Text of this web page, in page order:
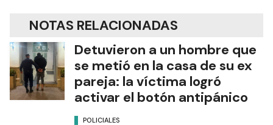
NOTAS RELACIONADAS
Detuvieron a un hombre que
se metió en la casa de su ex
pareja: la víctima logró
activar el botón antipánico
POLICIALES